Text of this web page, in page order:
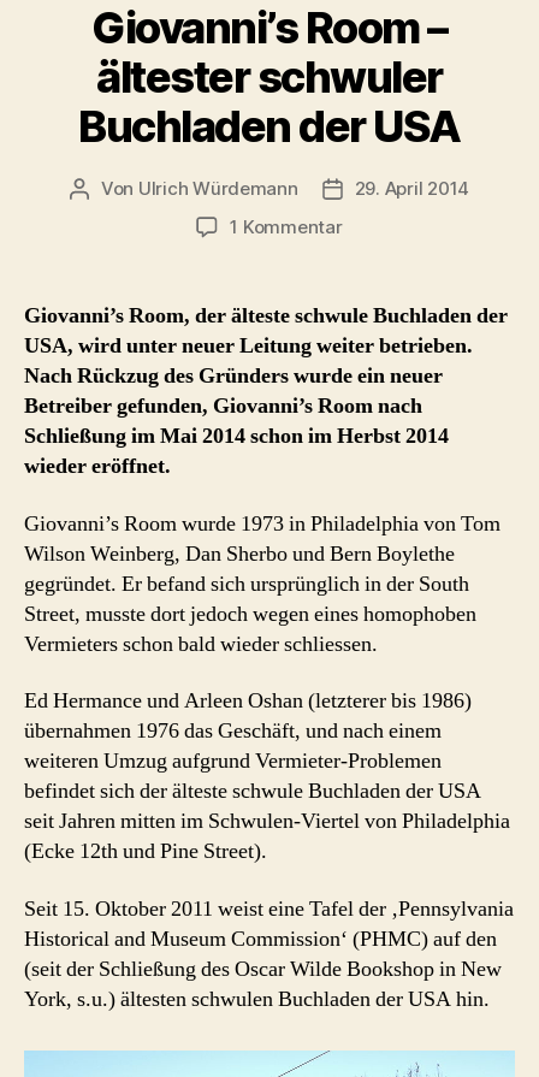
Giovanni’s Room –
ältester schwuler
Buchladen der USA
Beitragsautor
Von Ulrich Würdemann Beitragsdatum
29. April 2014
1 Kommentarzu
ältester
schwuler
Buchladen
der
USA
Giovanni’s Room, der älteste schwule Buchladen der
USA, wird unter neuer Leitung weiter betrieben.
Nach Rückzug des Gründers wurde ein neuer
Betreiber gefunden, Giovanni’s Room nach
Schließung im Mai 2014 schon im Herbst 2014
wieder eröffnet.
Giovanni’s Room wurde 1973 in Philadelphia von Tom
Wilson Weinberg, Dan Sherbo und Bern Boylethe
gegründet. Er befand sich ursprünglich in der South
Street, musste dort jedoch wegen eines homophoben
Vermieters schon bald wieder schliessen.
Ed Hermance und Arleen Oshan (letzterer bis 1986)
übernahmen 1976 das Geschäft, und nach einem
weiteren Umzug aufgrund Vermieter-Problemen
befindet sich der älteste schwule Buchladen der USA
seit Jahren mitten im Schwulen-Viertel von Philadelphia
(Ecke 12th und Pine Street).
Seit 15. Oktober 2011 weist eine Tafel der ‚Pennsylvania
Historical and Museum Commission‘ (PHMC) auf den
(seit der Schließung des Oscar Wilde Bookshop in New
York, s.u.) ältesten schwulen Buchladen der USA hin.